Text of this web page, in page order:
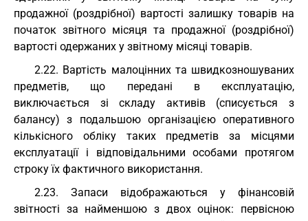
продажної (роздрібної) вартості залишку товарів на
початок звітного місяця та продажної (роздрібної)
вартості одержаних у звітному місяці товарів.
2.22. Вартість малоцінних та швидкозношуваних
предметів, що передані в експлуатацію,
виключається зі складу активів (списується з
балансу) з подальшою організацією оперативного
кількісного обліку таких предметів за місцями
експлуатації і відповідальними особами протягом
строку їх фактичного використання.
2.23. Запаси відображаються у фінансовій
звітності за найменшою з двох оцінок: первісною